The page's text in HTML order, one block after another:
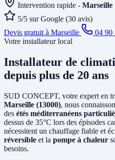
Intervention rapide - Marseille
5/5 sur Google (30 avis)
Devis gratuit à Marseille
04 90
Votre installateur local
Installateur de
depuis plus de 20 ans
SUD CONCEPT, votre expert en
Marseille (13000), nous
des étés méditerranéens
dessus de 35°C lors des épisodes
nécessitent un chauffage fiable et
réversible et la pompe à chaleur
besoins.